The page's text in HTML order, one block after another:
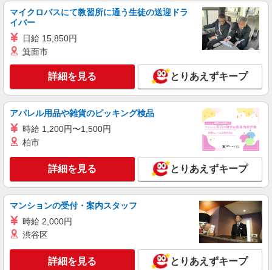
接客・調理スタッフ（簡単な接客・調理・清
時給1180円 22:00〜翌5:00：時給1475円 高校
キープ 詳細を見る
アルバイト パート
ピザハット イオン京都洛南店
時給1,200円以上 平日 時給1,200円以上
京都府京都市南区吉祥院御池町31 イオン京
都洛南ショッピングセンター1F
キープ 詳細を見る
アルバイト
なか卯 京都八条口店
接客・調理スタッフ（簡単な接客・調理・清
マイクロバスにて教習所に通う生徒の送迎ドラ
イバー
日給 15,850円
箕面市
詳細を見る とりあえずキープ
アパレル用品や雑貨のピッキング検品
時給 1,200円〜1,500円
柏市
詳細を見る とりあえずキープ
マンションの受付・案内スタッフ
時給 2,000円
渋谷区
詳細を見る とりあえずキープ